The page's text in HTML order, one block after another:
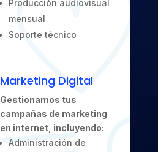
Producción audiovisual
mensual
Soporte técnico
Marketing Digital
Gestionamos tus
campañas de marketing
en internet, incluyendo:
Administración de